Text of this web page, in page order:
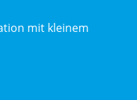
mit kleinem